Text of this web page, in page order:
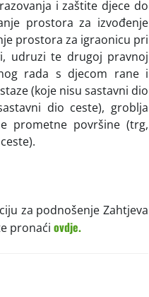
i zaštite djece do
prostora za izvođenje
prostora za igraonicu pri
udruzi te drugoj pravnoj
rada s djecom rane i
(koje nisu sastavni dio
dio ceste), groblja
prometne površine (trg,
za podnošenje Zahtjeva
pronaći ovdje.